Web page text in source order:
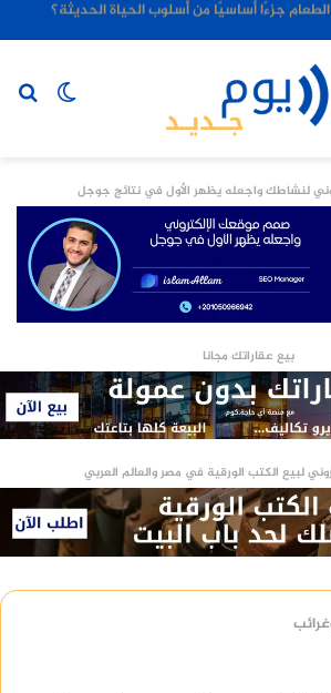
جزءًا أساسيًا من أسلوب الحياة الحديثة؟
الوضع
لنشاطك واجعله يظهر الأول في نتائج جوجل
بيع عقاراتك مجانا
لبيع الكتب الورقية في مصر والعالم العربي